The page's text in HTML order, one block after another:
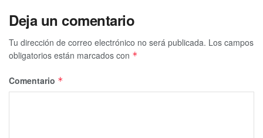
Deja un comentario
Tu dirección de correo electrónico no será publicada. Los campos
obligatorios están marcados con *
Comentario *